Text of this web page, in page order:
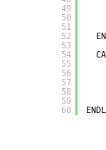
49
50
51
52
53
54
55
56
57
58
59
60